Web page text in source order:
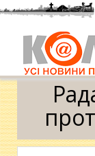
Головна »
бійцям АТО